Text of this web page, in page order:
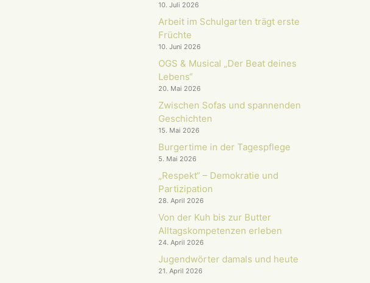
10. Juli 2026
Arbeit im Schulgarten trägt erste
Früchte
10. Juni 2026
OGS & Musical „Der Beat deines
Lebens“
20. Mai 2026
Zwischen Sofas und spannenden
Geschichten
15. Mai 2026
Burgertime in der Tagespflege
5. Mai 2026
„Respekt“ – Demokratie und
Partizipation
28. April 2026
Von der Kuh bis zur Butter
Alltagskompetenzen erleben
24. April 2026
Jugendwörter damals und heute
21. April 2026